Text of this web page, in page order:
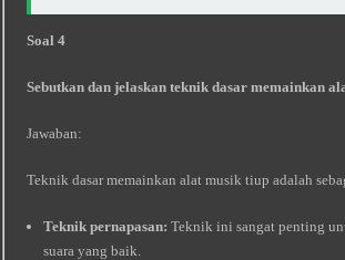
Soal 4
Sebutkan dan jelaskan teknik dasar memainkan
Jawaban:
Teknik dasar memainkan alat musik tiup adalah
Teknik pernapasan: Teknik ini sangat penting
suara yang baik.